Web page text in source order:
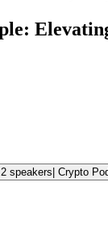
2 speakers| Crypto